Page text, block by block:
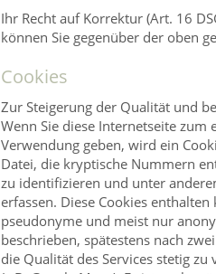
Ihr Recht auf Korrektur (Art. 16
können Sie gegenüber der oben
Cookies
Zur Steigerung der Qualität und
Wenn Sie diese Internetseite
Verwendung geben, wird ein
Datei, die kryptische Nummern
zu identifizieren und unter
erfassen. Diese Cookies
pseudonyme und meist nur
beschrieben, spätestens nach
die Qualität des Services stetig